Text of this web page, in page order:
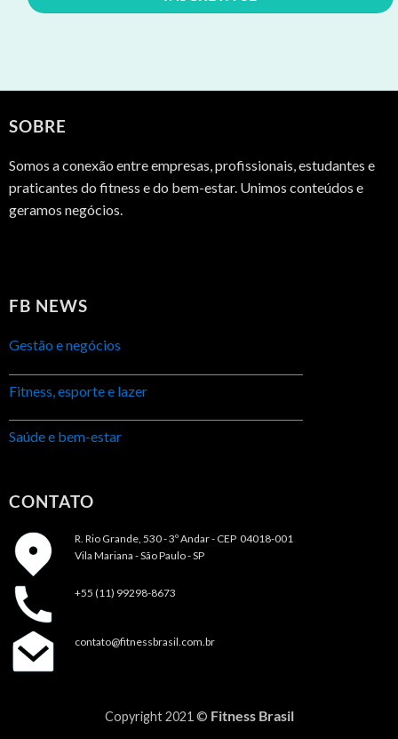
SOBRE
Somos a conexão entre empresas, profissionais, estudantes e
praticantes do fitness e do bem-estar. Unimos conteúdos e
geramos negócios.
FB NEWS
Gestão e negócios
Fitness, esporte e lazer
Saúde e bem-estar
CONTATO
R. Rio Grande, 530 - 3º Andar - CEP 04018-001
Vila Mariana - São Paulo - SP
+55 (11) 99298-8673
contato@fitnessbrasil.com.br
Copyright 2021 © Fitness Brasil